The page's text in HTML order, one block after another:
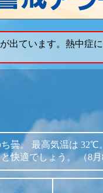
出ています。熱中症に
曇。 最高気温は 32℃。
快適でしょう。（8月